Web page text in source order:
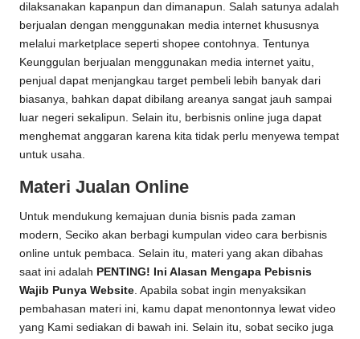
dilaksanakan kapanpun dan dimanapun. Salah satunya adalah
berjualan dengan menggunakan media internet khususnya
melalui marketplace seperti shopee contohnya. Tentunya
Keunggulan berjualan menggunakan media internet yaitu,
penjual dapat menjangkau target pembeli lebih banyak dari
biasanya, bahkan dapat dibilang areanya sangat jauh sampai
luar negeri sekalipun. Selain itu, berbisnis online juga dapat
menghemat anggaran karena kita tidak perlu menyewa tempat
untuk usaha.
Materi Jualan Online
Untuk mendukung kemajuan dunia bisnis pada zaman
modern, Seciko akan berbagi kumpulan video cara berbisnis
online untuk pembaca. Selain itu, materi yang akan dibahas
saat ini adalah PENTING! Ini Alasan Mengapa Pebisnis
Wajib Punya Website. Apabila sobat ingin menyaksikan
pembahasan materi ini, kamu dapat menontonnya lewat video
yang Kami sediakan di bawah ini. Selain itu, sobat seciko juga